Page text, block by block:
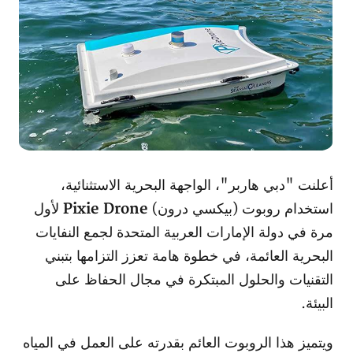
أعلنت "دبي هاربر"، الواجهة البحرية الاستثنائية،
استخدام روبوت (بيكسي درون) Pixie Drone لأول
مرة في دولة الإمارات العربية المتحدة لجمع النفايات
البحرية العائمة، في خطوة هامة تعزز التزامها بتبني
التقنيات والحلول المبتكرة في مجال الحفاظ على
البيئة.
ويتميز هذا الروبوت العائم بقدرته على العمل في المياه